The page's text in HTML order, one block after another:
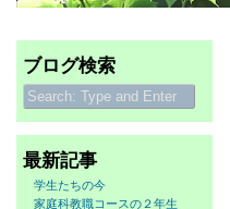
ブログ検索
最新記事
学生たちの今
家庭科教職コースの２年生